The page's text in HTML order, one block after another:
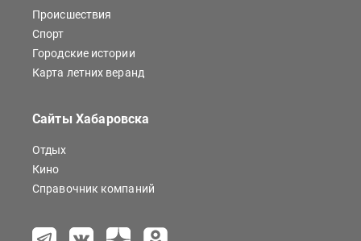
Происшествия
Спорт
Городские истории
Карта летних веранд
Сайты Хабаровска
Отдых
Кино
Справочник компаний